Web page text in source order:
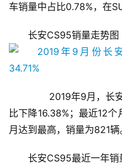
车销量中占比0.78%，在
长安CS95销量走势图
2019年9月，长安
比下降16.38%；最近12
月达到最高，销量为821辆
长安CS95最近一年销